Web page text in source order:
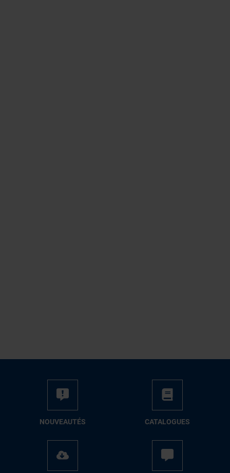
NOUVEAUTÉS CATALOGUES